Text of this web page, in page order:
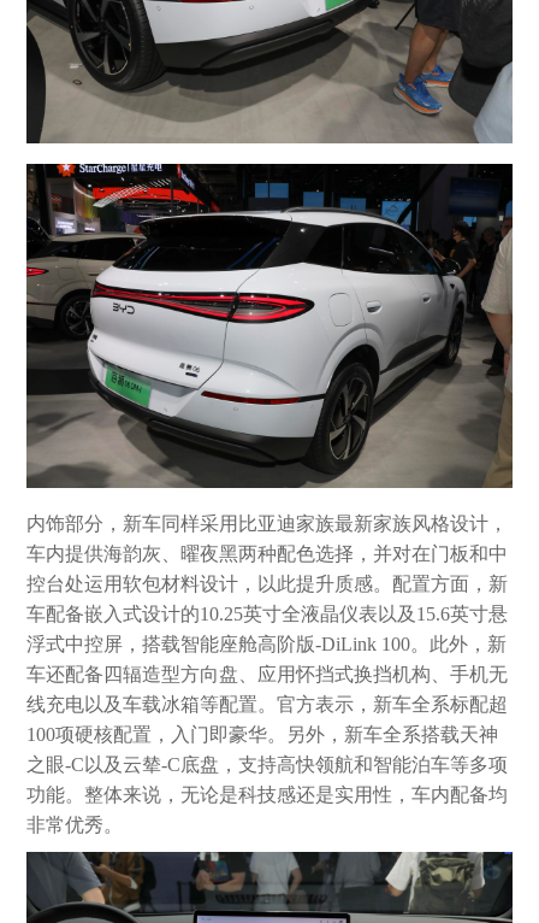
内饰部分，新车同样采用比亚迪家族最新家族风格设计，
车内提供海韵灰、曜夜黑两种配色选择，并对在门板和中
控台处运用软包材料设计，以此提升质感。配置方面，新
车配备嵌入式设计的10.25英寸全液晶仪表以及15.6英寸悬
浮式中控屏，搭载智能座舱高阶版-DiLink 100。此外，新
车还配备四辐造型方向盘、应用怀挡式换挡机构、手机无
线充电以及车载冰箱等配置。官方表示，新车全系标配超
100项硬核配置，入门即豪华。另外，新车全系搭载天神
之眼-C以及云辇-C底盘，支持高快领航和智能泊车等多项
功能。整体来说，无论是科技感还是实用性，车内配备均
非常优秀。